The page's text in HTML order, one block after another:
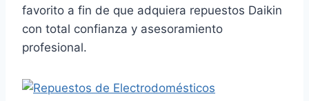
favorito a fin de que adquiera repuestos Daikin
con total confianza y asesoramiento
profesional.